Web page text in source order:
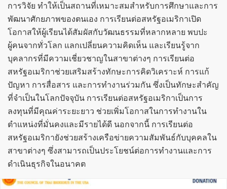
การวิจัย ทำให้เป็นสถานที่เหมาะสมสำหรับการศึกษาและการ
พัฒนาศักยภาพของตนเอง การเรียนต่อสหรัฐอเมริกาเปิด
โอกาสให้ผู้เรียนได้สัมผัสกับวัฒนธรรมที่หลากหลาย พบปะ
ผู้คนจากทั่วโลก แลกเปลี่ยนความคิดเห็น และเรียนรู้จาก
บุคลากรที่มีความเชี่ยวชาญในสาขาต่างๆ การเรียนต่อ
สหรัฐอเมริกาช่วยเสริมสร้างทักษะการคิดวิเคราะห์ การแก้
ปัญหา การสื่อสาร และการทำงานร่วมกัน ซึ่งเป็นทักษะสำคัญ
ที่จำเป็นในโลกปัจจุบัน การเรียนต่อสหรัฐอเมริกาเป็นการ
ลงทุนที่มีคุณค่าระยะยาว ช่วยเพิ่มโอกาสในการทำงานใน
ตำแหน่งที่มั่นคงและมีรายได้ดี นอกจากนี้ การเรียนต่อ
สหรัฐอเมริกายังช่วยสร้างเครือข่ายความสัมพันธ์กับบุคคลใน
สาขาต่างๆ ซึ่งสามารถเป็นประโยชน์ต่อการทำงานและการ
ดำเนินธุรกิจในอนาคต